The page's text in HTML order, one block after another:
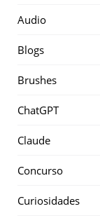
Audio
Blogs
Brushes
ChatGPT
Claude
Concurso
Curiosidades